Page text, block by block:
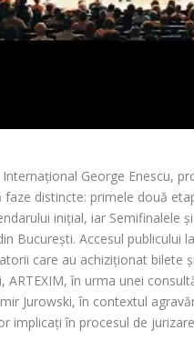
Internațional George Enescu,
distincte: primele două
inițial, iar Semifinalele
București. Accesul publicului
care au achiziționat
ARTEXIM, în urma unei
Jurowski, în contextul
implicați în procesul de